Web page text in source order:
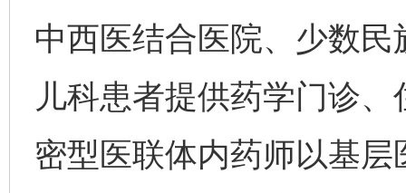
中西医结合医院、少数
儿科患者提供药学门诊
密型医联体内药师以基